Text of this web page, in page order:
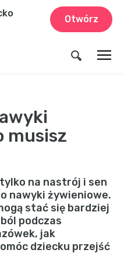
Otwórz
musisz
na nastrój i sen
nawyki żywieniowe.
stać się bardziej
podczas
jak
dziecku przejść